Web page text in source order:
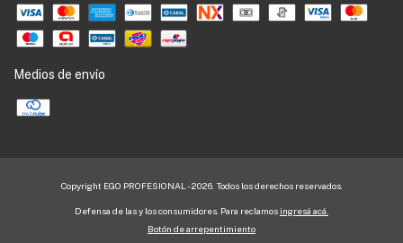
Medios de envío
Copyright EGO PROFESIONAL - 2026. Todos los derechos reservados.
Defensa de las y los consumidores. Para reclamos ingresá acá.
Botón de arrepentimiento